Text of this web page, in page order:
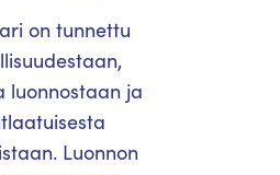
on tunnettu
luonnostaan ja
Luonnon